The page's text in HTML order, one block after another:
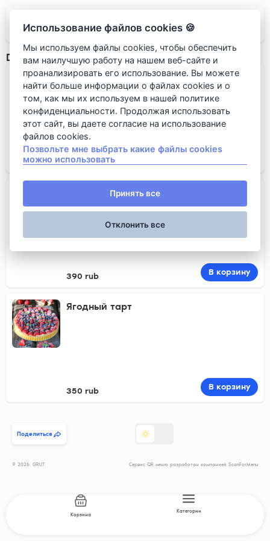
GRUT
Desserts
Шоколадный фондан с ванильным ...
540 rub
Чиз кейк Нью Йорк с ягодный со...
390 rub В корзину
Ягодный тарт
350 rub В корзину
Поделиться
© 2026. GRUT Сервис QR меню разработан компанией ScanForMenu
Корзина
Категории
Использование файлов cookies 🍪
Мы используем файлы cookies, чтобы обеспечить
вам наилучшую работу на нашем веб-сайте и
проанализировать его использование. Вы можете
найти больше информации о файлах cookies и о
том, как мы их используем в нашей политике
конфиденциальности. Продолжая использовать
этот сайт, вы даете согласие на использование
файлов cookies.
Позвольте мне выбрать какие файлы cookies
можно использовать
Принять все
Отклонить все